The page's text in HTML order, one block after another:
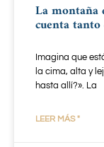
La montaña
cuenta
Imagina que
la cima, alta y
hasta allí?». La
LEER MÁS "